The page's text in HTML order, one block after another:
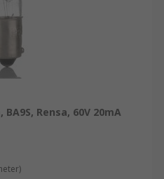
Rensa, 60V 20mA